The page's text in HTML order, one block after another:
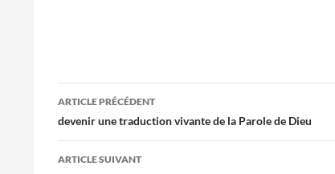
Navigation
des
articles
ARTICLE PRÉCÉDENT
devenir une traduction vivante de la Parole de Dieu
ARTICLE SUIVANT